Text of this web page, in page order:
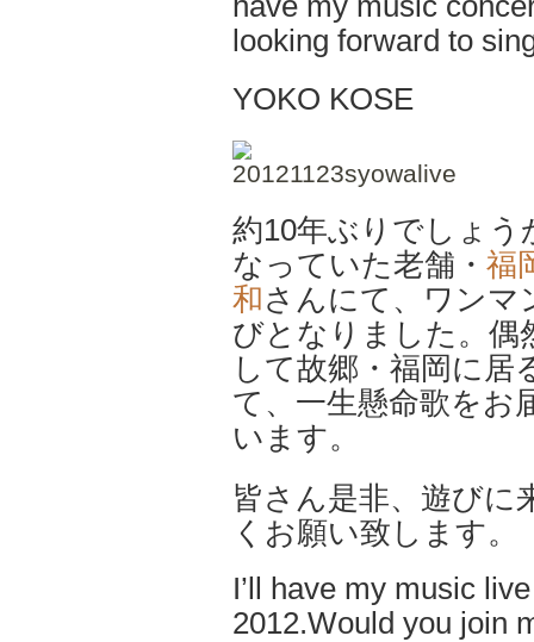
looking forward to
YOKO KOSE
約10年ぶりでしょう
なっていた老舗・ 福
和さんにて、ワンマ
びとなりました。偶
して故郷・福岡に居
て、一生懸命歌をお
います。
皆さん是非、遊び
くお願い致します。
I’ll have my music
2012.Would you join